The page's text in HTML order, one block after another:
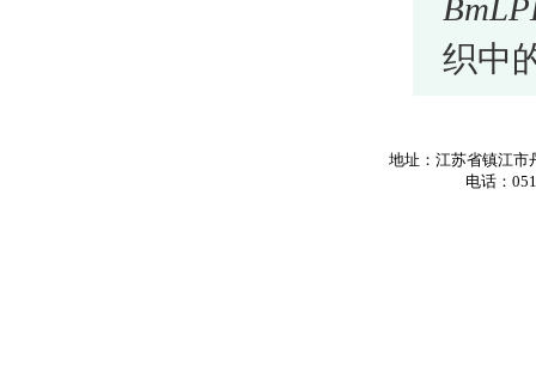
织中
地址：江苏省镇江市
电话：